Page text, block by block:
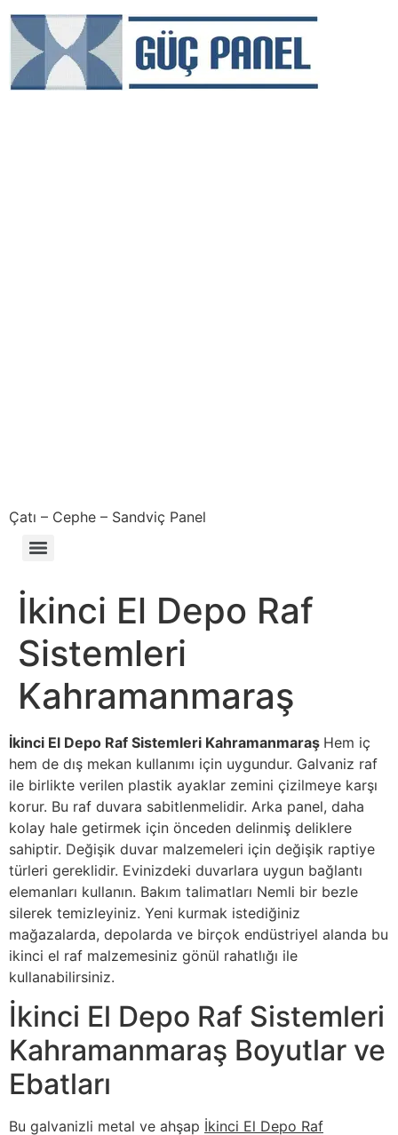
Çatı – Cephe – Sandviç Panel
İkinci El Depo Raf
Sistemleri
Kahramanmaraş
İkinci El Depo Raf Sistemleri Kahramanmaraş Hem iç
hem de dış mekan kullanımı için uygundur. Galvaniz raf
ile birlikte verilen plastik ayaklar zemini çizilmeye karşı
korur. Bu raf duvara sabitlenmelidir. Arka panel, daha
kolay hale getirmek için önceden delinmiş deliklere
sahiptir. Değişik duvar malzemeleri için değişik raptiye
türleri gereklidir. Evinizdeki duvarlara uygun bağlantı
elemanları kullanın. Bakım talimatları Nemli bir bezle
silerek temizleyiniz. Yeni kurmak istediğiniz
mağazalarda, depolarda ve birçok endüstriyel alanda bu
ikinci el raf malzemesiniz gönül rahatlığı ile
kullanabilirsiniz.
İkinci El Depo Raf Sistemleri
Kahramanmaraş Boyutlar ve
Ebatları
Bu galvanizli metal ve ahşap İkinci El Depo Raf